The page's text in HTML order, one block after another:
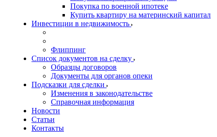
Покупка по военной ипотеке
Купить квартиру на материнский капитал
Инвестиции в недвижимость
Флиппинг
Список документов на сделку
Образцы договоров
Документы для органов опеки
Подсказки для сделки
Изменения в законодательстве
Справочная информация
Новости
Статьи
Контакты